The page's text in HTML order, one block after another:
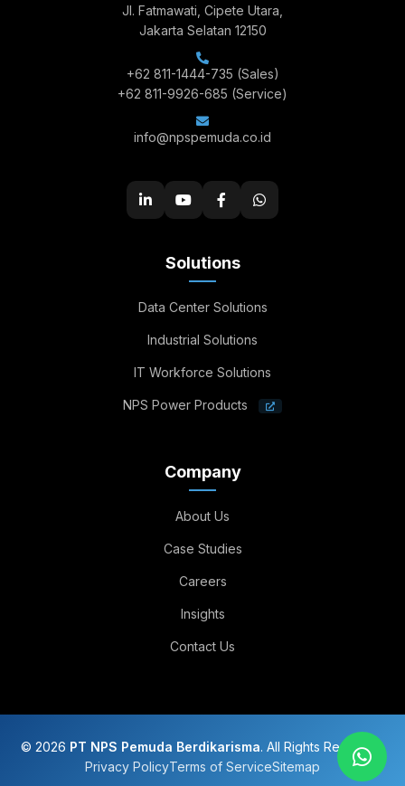
Jl. Fatmawati, Cipete Utara,
Jakarta Selatan 12150
+62 811-1444-735 (Sales)
+62 811-9926-685 (Service)
info@npspemuda.co.id
Solutions
Data Center Solutions
Industrial Solutions
IT Workforce Solutions
NPS Power Products
Company
About Us
Case Studies
Careers
Insights
Contact Us
© 2026 PT NPS Pemuda Berdikarisma. All Rights Reserved.
Privacy PolicyTerms of ServiceSitemap